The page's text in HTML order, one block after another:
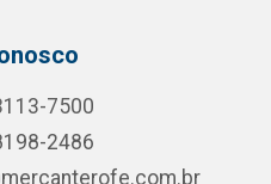
7500
2486